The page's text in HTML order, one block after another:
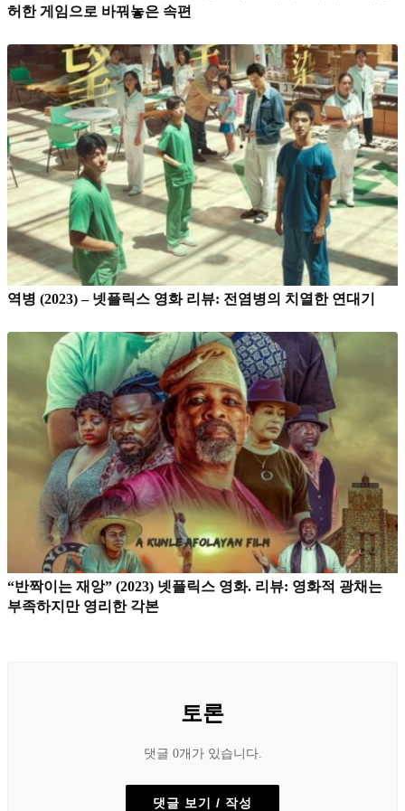
허한 게임으로 바꿔놓은 속편
역병 (2023) – 넷플릭스 영화 리뷰: 전염병의 치열한 연대기
“반짝이는 재앙” (2023) 넷플릭스 영화. 리뷰: 영화적 광채는
부족하지만 영리한 각본
토론
댓글 0개가 있습니다.
댓글 보기 / 작성